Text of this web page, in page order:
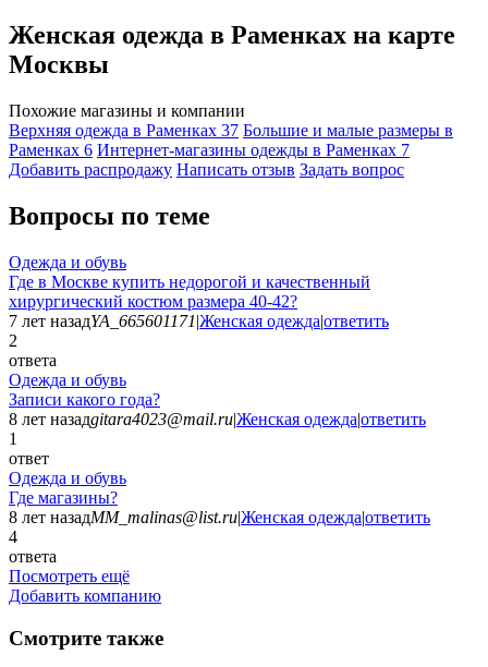
Женская одежда в Раменках на карте
Москвы
Похожие магазины и компании
Верхняя одежда в Раменках 37 Большие и малые размеры в
Раменках 6 Интернет-магазины одежды в Раменках 7
Добавить раcпродажу Написать отзыв Задать вопрос
Вопросы по теме
Одежда и обувь
Где в Москве купить недорогой и качественный
хирургический костюм размера 40-42?
7 лет назадYA_665601171|Женская одежда|ответить
2
ответа
Одежда и обувь
Записи какого года?
8 лет назадgitara4023@mail.ru|Женская одежда|ответить
1
ответ
Одежда и обувь
Где магазины?
8 лет назадMM_malinas@list.ru|Женская одежда|ответить
4
ответа
Посмотреть ещё
Добавить компанию
Смотрите также